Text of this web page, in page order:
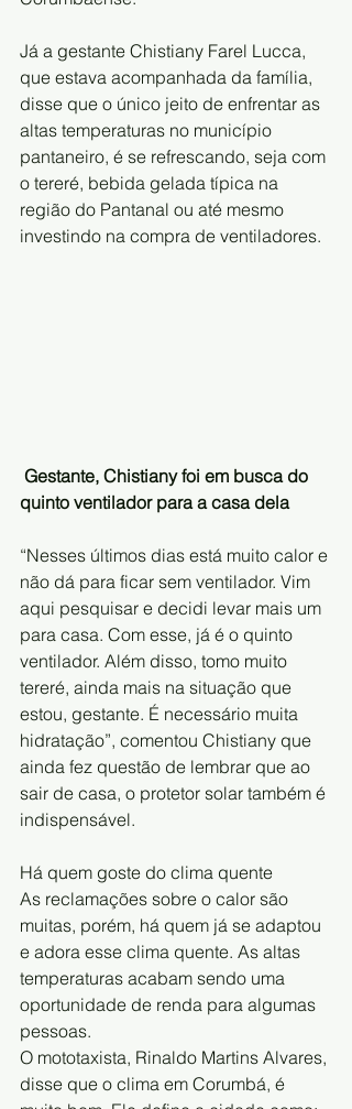
Já a gestante Chistiany Farel Lucca,
que estava acompanhada da família,
disse que o único jeito de enfrentar as
altas temperaturas no município
pantaneiro, é se refrescando, seja com
o tereré, bebida gelada típica na
região do Pantanal ou até mesmo
investindo na compra de ventiladores.
Gestante, Chistiany foi em busca do
quinto ventilador para a casa dela
“Nesses últimos dias está muito calor e
não dá para ficar sem ventilador. Vim
aqui pesquisar e decidi levar mais um
para casa. Com esse, já é o quinto
ventilador. Além disso, tomo muito
tereré, ainda mais na situação que
estou, gestante. É necessário muita
hidratação”, comentou Chistiany que
ainda fez questão de lembrar que ao
sair de casa, o protetor solar também é
indispensável.
Há quem goste do clima quente
As reclamações sobre o calor são
muitas, porém, há quem já se adaptou
e adora esse clima quente. As altas
temperaturas acabam sendo uma
oportunidade de renda para algumas
pessoas.
O mototaxista, Rinaldo Martins Alvares,
disse que o clima em Corumbá, é